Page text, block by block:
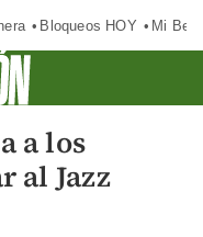
Bloqueos HOY Mi
a los
al Jazz